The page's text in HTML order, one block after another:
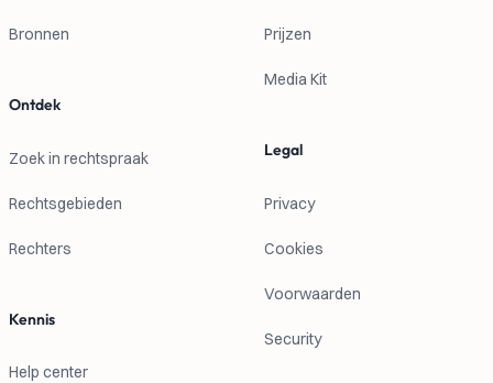
Bronnen
Ontdek
Zoek in rechtspraak
Rechtsgebieden
Rechters
Kennis
Help center
Prijzen
Media Kit
Legal
Privacy
Cookies
Voorwaarden
Security